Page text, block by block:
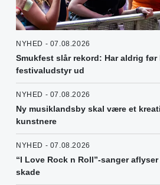
NYHED - 07.08.2026
Smukfest slår rekord: Har aldrig før
festivaludstyr ud
NYHED - 07.08.2026
Ny musiklandsby skal være et
kunstnere
NYHED - 07.08.2026
“I Love Rock n Roll”-sanger
skade